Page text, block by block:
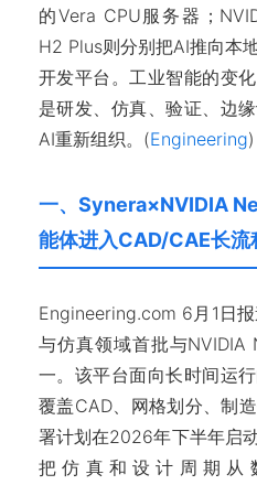
的Vera CPU服务器；
H2 Plus则分别把AI推向本
开发平台。工业智能的变
是研发、仿真、验证、边
AI重新组织。(Engineering)
一、Synera×NVIDIA
能体进入CAD/CAE长流
Engineering.com 6月1日
与仿真领域首批与NVIDIA
一。该平台面向长时间运
覆盖CAD、网格划分、制
署计划在2026年下半年启
把仿真和设计周期从